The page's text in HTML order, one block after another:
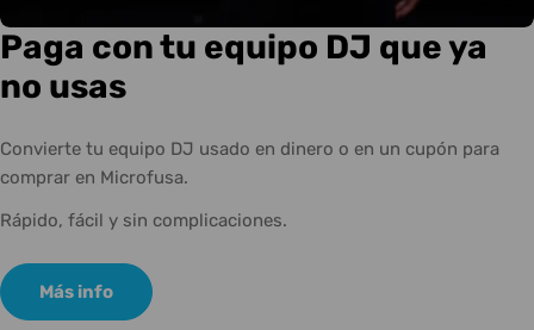
Paga con tu equipo DJ que ya
no usas
Convierte tu equipo DJ usado en dinero o en un cupón para
comprar en Microfusa.
Rápido, fácil y sin complicaciones.
Más info